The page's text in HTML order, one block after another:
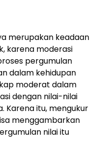
merupakan keadaan
karena moderasi
pergumulan
dalam kehidupan
moderat dalam
dengan nilai­-nilai
Karena itu, mengukur
menggambarkan
nilai itu